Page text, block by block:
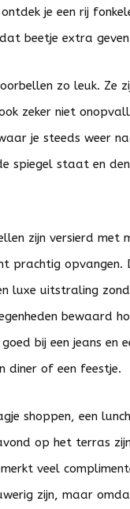
je een rij
beetje extra
zo leuk. Ze
zeker niet
je steeds weer
spiegel staat en
zijn versierd met
prachtig opvangen.
luxe uitstraling
bewaard
bij een jeans en
diner of een feestje.
shoppen, een
op het terras
veel
zijn, maar